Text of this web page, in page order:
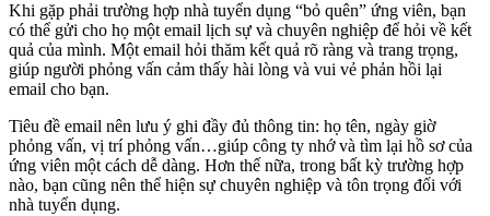
Khi gặp phải trường hợp nhà tuyển dụng “bỏ quên” ứng viên, bạn
có thể gửi cho họ một email lịch sự và chuyên nghiệp để hỏi về kết
quả của mình. Một email hỏi thăm kết quả rõ ràng và trang trọng,
giúp người phỏng vấn cảm thấy hài lòng và vui vẻ phản hồi lại
email cho bạn.
Tiêu đề email nên lưu ý ghi đầy đủ thông tin: họ tên, ngày giờ
phỏng vấn, vị trí phỏng vấn…giúp công ty nhớ và tìm lại hồ sơ của
ứng viên một cách dễ dàng. Hơn thế nữa, trong bất kỳ trường hợp
nào, bạn cũng nên thể hiện sự chuyên nghiệp và tôn trọng đối với
nhà tuyển dụng.